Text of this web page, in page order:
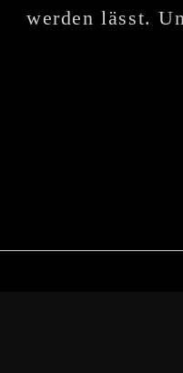
werden lässt.